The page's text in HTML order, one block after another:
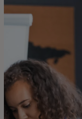
Для вас
Для бизнеса
Для всего
Для